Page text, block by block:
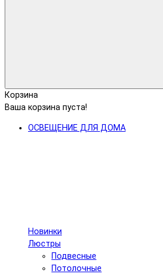
Корзина
Ваша корзина пуста!
ОСВЕЩЕНИЕ ДЛЯ ДОМА
Новинки
Люстры
Подвесные
Потолочные